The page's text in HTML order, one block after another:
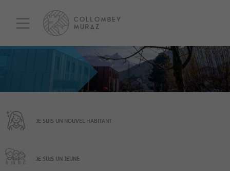
JE SUIS UN NOUVEL HABITANT
JE SUIS UN JEUNE